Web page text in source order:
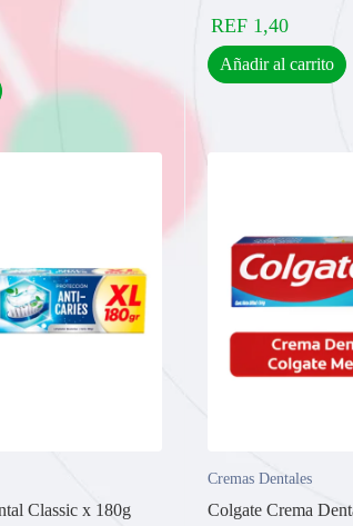
REF 1,40
Añadir al carrito
Classic x 180g
Cremas Dentales
Colgate Crema